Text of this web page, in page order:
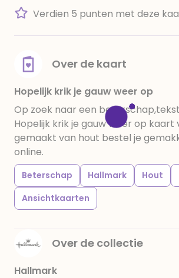
Verdien 5 punten met deze
Over de kaart
Hopelijk krik je gauw weer op
Op zoek naar een
Hopelijk krik je gauw weer op kaart
gemaakt van hout bestel je
online.
Beterschap Hallmark Hout
Ansichtkaarten
Over de collectie
Hallmark